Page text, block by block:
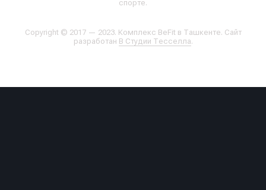
спорте.
Copyright © 2017 — 2023. Комплекс BeFit в Ташкенте. Сайт
разработан В Студии Тесселла.